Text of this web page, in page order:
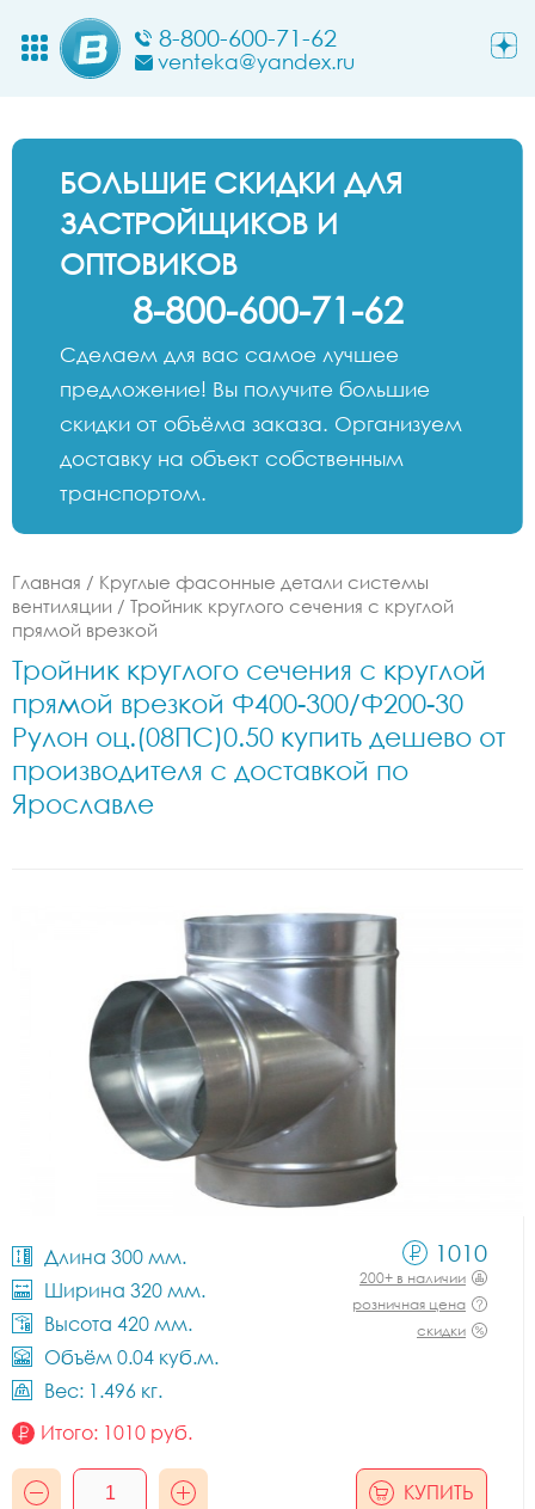
8-800-600-71-62
venteka@yandex.ru
БОЛЬШИЕ СКИДКИ ДЛЯ
ЗАСТРОЙЩИКОВ И
ОПТОВИКОВ
8-800-600-71-62
Сделаем для вас самое лучшее
предложение! Вы получите большие
скидки от объёма заказа. Организуем
доставку на объект собственным
транспортом.
Главная / Круглые фасонные детали системы
вентиляции / Тройник круглого сечения с круглой
прямой врезкой
Тройник круглого сечения с круглой
прямой врезкой Ф400-300/Ф200-30
Рулон оц.(08ПС)0.50 купить дешево от
производителя с доставкой по
Ярославле
Длина 300 мм.
Ширина 320 мм.
Высота 420 мм.
Объём 0.04 куб.м.
Вес: 1.496 кг.
1010
200+ в наличии
розничная цена
скидки
Итого: 1010 руб.
КУПИТЬ